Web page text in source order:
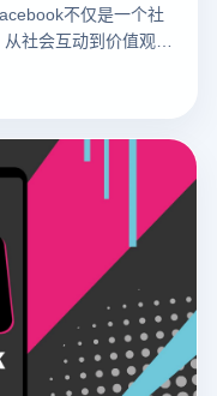
不仅是一个社
社会互动到价值观
在文化传播中发挥了
深入探讨Facebook